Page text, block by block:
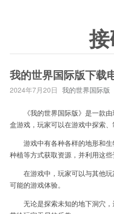
我的世界国际版下载
2024年7月20日 我的世界国际版
《我的世界国际版》是一款由
盒游戏，玩家可以在游戏中探索、
游戏中有各种各样的地形和生
种植等方式获取资源，并利用这些
在游戏中，玩家可以与其他玩
可能的游戏体验。
无论是探索未知的地下洞穴，